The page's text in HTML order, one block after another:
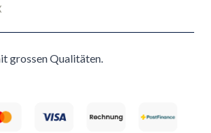
grossen Qualitäten.